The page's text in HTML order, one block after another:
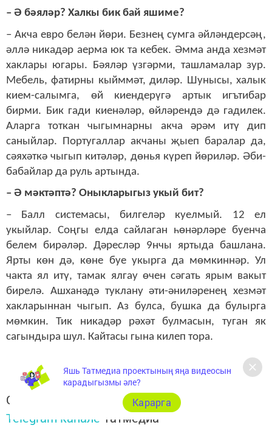
– Ә бәяләр? Халкы бик бай яшиме?
– Акча евро белән йөри. Безнең сумга әйләндерсәң,
әллә никадәр аерма юк та кебек. Әмма анда хезмәт
хаклары югары. Бәяләр үзгәрми, ташламалар зур.
Мебель, фатирны кыйммәт, диләр. Шунысы, халык
кием-салымга, өй киендерүгә артык игътибар
бирми. Бик гади киенәләр, өйләрендә дә гадилек.
Аларга тоткан чыгымнарны акча әрәм итү дип
саныйлар. Португаллар акчаны җыеп баралар да,
сәяхәткә чыгып китәләр, дөнья күреп йөриләр. Әби-
бабайлар да руль артында.
– Ә мәктәптә? Оныкларыгыз укый бит?
– Балл системасы, билгеләр куелмый. 12 ел
укыйлар. Соңгы елда сайлаган һөнәрләре буенча
белем бирәләр. Дәресләр 9нчы яртыда башлана.
Ярты көн дә, көне буе укырга да мөмкиннәр. Ул
чакта ял итү, тамак ялгау өчен сәгать ярым вакыт
бирелә. Ашханәдә туклану әти-әниләренең хезмәт
хакларыннан чыгып. Аз булса, бушка да булырга
мөмкин. Тик никадәр рәхәт булмасын, туган як
сагындыра шул. Кайтасы гына килеп тора.
Следите за самым важным и интересным в
Telegram-канале Татмедиа
Яшь Татмедиа проектының яңа видеосын
карадыгызмы әле?
Карарга